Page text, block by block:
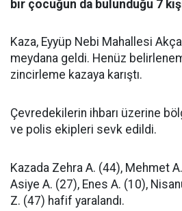
bir çocuğun da bulunduğu 7
Kaza, Eyyüp Nebi Mahallesi
meydana geldi. Henüz
zincirleme kazaya karıştı.
Çevredekilerin ihbarı üzerine
ve polis ekipleri sevk edildi.
Kazada Zehra A. (44), Mehmet
Asiye A. (27), Enes A. (10),
Z. (47) hafif yaralandı.